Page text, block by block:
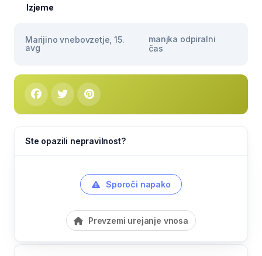
Izjeme
Marijino vnebovzetje, 15.
avg
manjka odpiralni
čas
Ste opazili nepravilnost?
Sporoči napako
Prevzemi urejanje vnosa